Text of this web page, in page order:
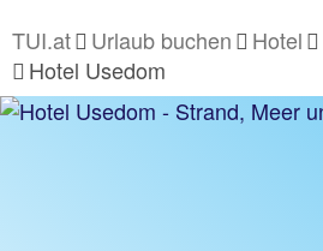
TUI.at Urlaub buchen Hotel
Hotel Usedom